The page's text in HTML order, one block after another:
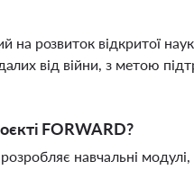
розвиток відкритої
від війни, з метою
FORWARD?
навчальні модулі,